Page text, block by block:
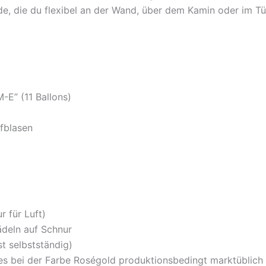
die du flexibel an der Wand, über dem Kamin oder im
(11 Ballons)
für Luft)
auf Schnur
selbstständig)
bei der Farbe Roségold produktionsbedingt